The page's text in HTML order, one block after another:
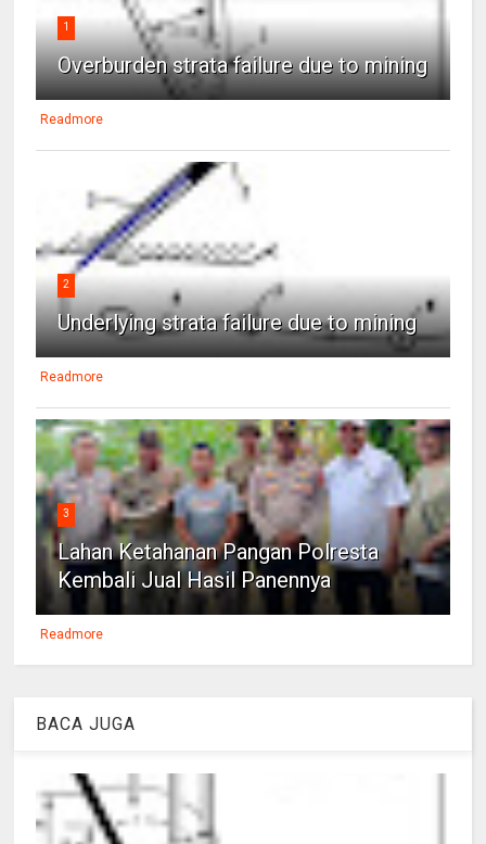
1
Overburden strata failure due to mining
Readmore
2
Underlying strata failure due to mining
Readmore
3
Lahan Ketahanan Pangan Polresta
Kembali Jual Hasil Panennya
Readmore
BACA JUGA